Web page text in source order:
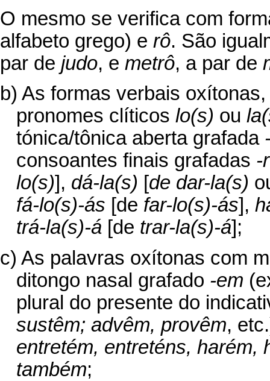
O mesmo se verifica com
alfabeto grego) e rô. São
par de judo, e metrô, a par de
b) As formas verbais
pronomes clíticos lo(s) ou
tónica/tônica aberta grafada
consoantes finais grafadas -r
lo(s)], dá-la(s) [de dar-la(s)
fá-lo(s)-ás [de far-lo(s)-ás],
trá-la(s)-á [de trar-la(s)-á];
c) As palavras oxítonas com
ditongo nasal grafado -em
plural do presente do
sustêm; advêm, provêm,
entretém, entreténs, harém,
também;